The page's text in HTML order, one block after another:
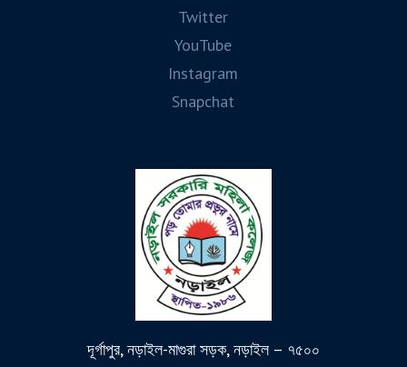
Twitter
YouTube
Instagram
Snapchat
দূর্গাপুর, নড়াইল-মাগুরা সড়ক, নড়াইল – ৭৫০০